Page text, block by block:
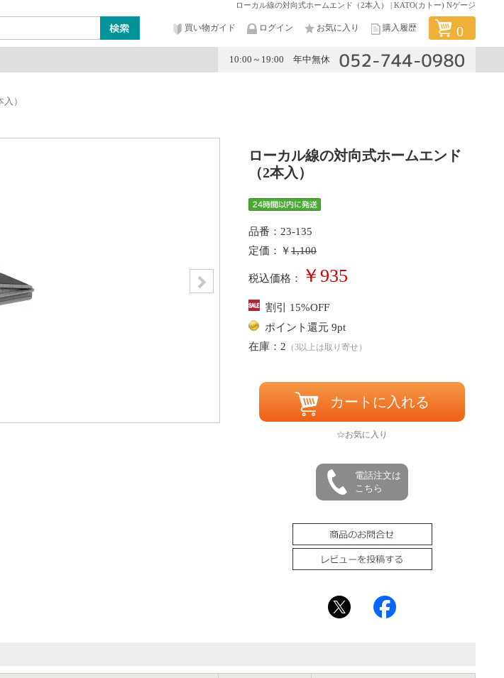
ローカル線の対向式ホームエンド（2本入） | KATO(カトー) Nゲージ
買い物ガイド ログイン お気に入り 購入履歴 0
10:00～19:00 年中無休
類
）
ローカル線の対向式ホームエンド
（2本入）
品番：23-135
定価：￥1,100
税込価格： ￥935
割引 15%OFF
ポイント還元 9pt
在庫：2 （3以上は取り寄せ）
カートに入れる
☆お気に入り
電話注文は
こちら